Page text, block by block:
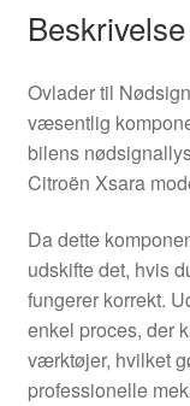
Beskrivelse
Ovlader til
væsentlig
bilens
Citroën Xsara
Da dette
udskifte det, hvis
fungerer korrekt.
enkel proces, der
værktøjer, hvilket
professionelle